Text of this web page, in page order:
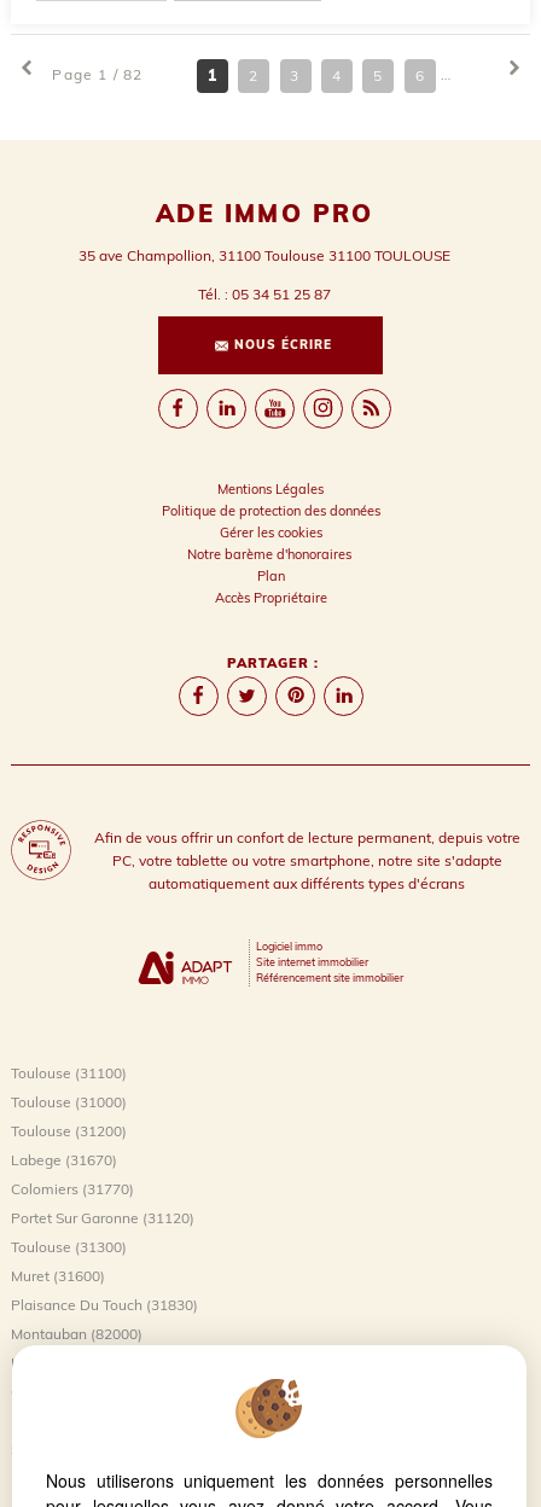
Page 1 / 82 1 2 3 4 5 6
ADE IMMO PRO
35 ave Champollion, 31100 Toulouse 31100TOULOUSE
Tél. : 05 34 51 25 87
NOUS ÉCRIRE
Mentions Légales
Politique de protection des données
Gérer les cookies
Notre barème d'honoraires
Plan
Accès Propriétaire
PARTAGER :
Afin de vous offrir un confort de lecture permanent, depuis votre
PC, votre tablette ou votre smartphone, notre site s'adapte
automatiquement aux différents types d'écrans
Logiciel immo
Site internet immobilier
Référencement site immobilier
Toulouse (31100)
Toulouse (31000)
Toulouse (31200)
Labege (31670)
Colomiers (31770)
Portet Sur Garonne (31120)
Toulouse (31300)
Muret (31600)
Plaisance Du Touch (31830)
Montauban (82000)
L'union (31240)
Saint-jory (31790)
Launaguet (31140)
Nous utiliserons uniquement les données personnelles